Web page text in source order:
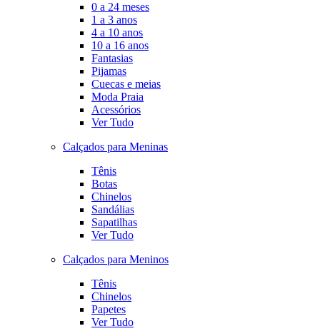
0 a 24 meses
1 a 3 anos
4 a 10 anos
10 a 16 anos
Fantasias
Pijamas
Cuecas e meias
Moda Praia
Acessórios
Ver Tudo
Calçados para Meninas
Tênis
Botas
Chinelos
Sandálias
Sapatilhas
Ver Tudo
Calçados para Meninos
Tênis
Chinelos
Papetes
Ver Tudo